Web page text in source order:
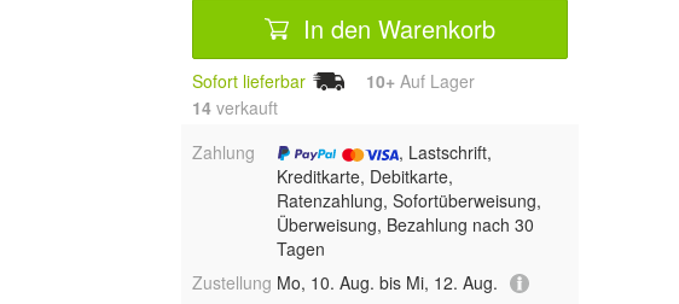
In den Warenkorb
Sofort lieferbar 10+ Auf Lager
14 verkauft
Zahlung
, Lastschrift,
Kreditkarte, Debitkarte,
Ratenzahlung, Sofortüberweisung,
Überweisung, Bezahlung nach 30
Tagen
Zustellung Mo, 10. Aug. bis Mi, 12. Aug.